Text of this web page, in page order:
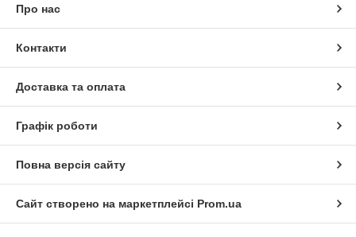
Про нас
Контакти
Доставка та оплата
Графік роботи
Повна версія сайту
Сайт створено на маркетплейсі Prom.ua